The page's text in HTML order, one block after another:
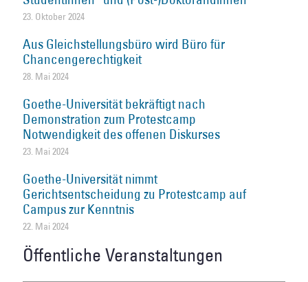
23. Oktober 2024
Aus Gleichstellungsbüro wird Büro für
Chancengerechtigkeit
28. Mai 2024
Goethe-Universität bekräftigt nach
Demonstration zum Protestcamp
Notwendigkeit des offenen Diskurses
23. Mai 2024
Goethe-Universität nimmt
Gerichtsentscheidung zu Protestcamp auf
Campus zur Kenntnis
22. Mai 2024
Öffentliche Veranstaltungen